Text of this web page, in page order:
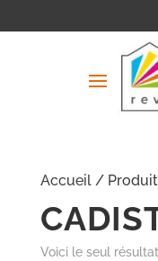
Accueil/
Voici le seul résultat